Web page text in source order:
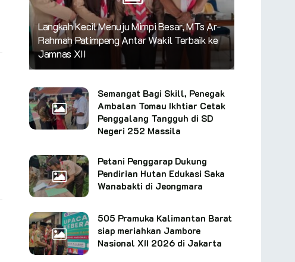
Langkah Kecil Menuju Mimpi Besar, MTs Ar-
Rahmah Patimpeng Antar Wakil Terbaik ke
Jamnas XII
Semangat Bagi Skill, Penegak
Ambalan Tomau Ikhtiar Cetak
Penggalang Tangguh di SD
Negeri 252 Massila
Petani Penggarap Dukung
Pendirian Hutan Edukasi Saka
Wanabakti di Jeongmara
505 Pramuka Kalimantan Barat
siap meriahkan Jambore
Nasional XII 2026 di Jakarta